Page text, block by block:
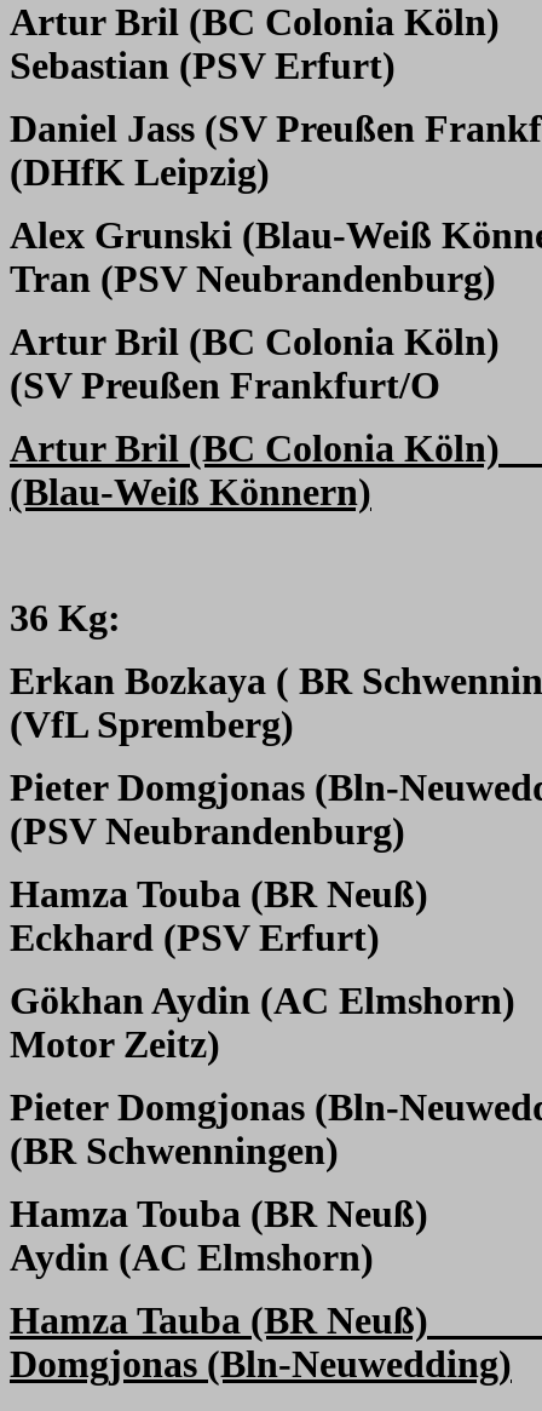
Artur Bril (BC Colonia Köln)
Sebastian (PSV Erfurt)
Daniel Jass (SV Preußen
(DHfK Leipzig)
Alex Grunski (Blau-Weiß
Tran (PSV Neubrandenburg)
Artur Bril (BC Colonia Köln)
(SV Preußen Frankfurt/O
Artur Bril (BC Colonia Köln)
(Blau-Weiß Könnern)
36 Kg:
Erkan Bozkaya ( BR
(VfL Spremberg)
Pieter Domgjonas (Bln-
(PSV Neubrandenburg)
Hamza Touba (BR Neuß)
Eckhard (PSV Erfurt)
Gökhan Aydin (AC Elmshorn)
Motor Zeitz)
Pieter Domgjonas (Bln-
(BR Schwenningen)
Hamza Touba (BR Neuß)
Aydin (AC Elmshorn)
Hamza Tauba (BR Neuß)
Domgjonas (Bln-Neuwedding)